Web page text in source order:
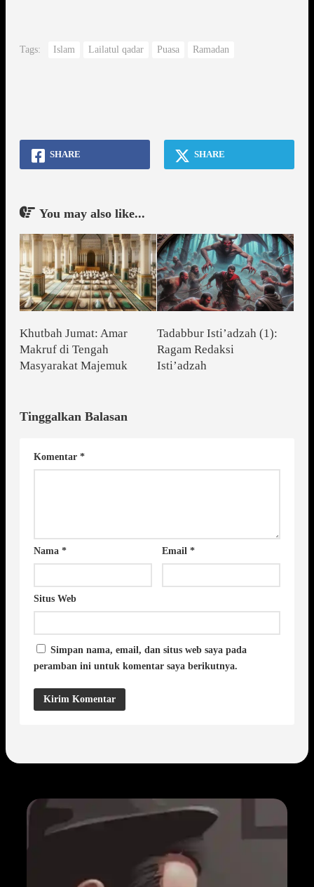
Tags: Islam Lailatul qadar Puasa Ramadan
SHARE SHARE
You may also like...
Khutbah Jumat: Amar
Makruf di Tengah
Masyarakat Majemuk
Tadabbur Isti’adzah (1):
Ragam Redaksi
Isti’adzah
Tinggalkan Balasan
Komentar *
Nama * Email*
Situs Web
Simpan nama, email, dan situs web saya pada
peramban ini untuk komentar saya berikutnya.